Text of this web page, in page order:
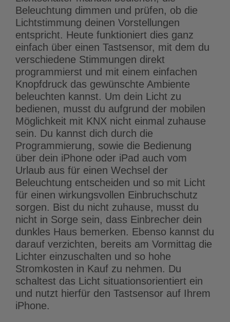
Beleuchtung dimmen und prüfen, ob die
Lichtstimmung deinen Vorstellungen
entspricht. Heute funktioniert dies ganz
einfach über einen Tastsensor, mit dem du
verschiedene Stimmungen direkt
programmierst und mit einem einfachen
Knopfdruck das gewünschte Ambiente
beleuchten kannst. Um dein Licht zu
bedienen, musst du aufgrund der mobilen
Möglichkeit mit KNX nicht einmal zuhause
sein. Du kannst dich durch die
Programmierung, sowie die Bedienung
über dein iPhone oder iPad auch vom
Urlaub aus für einen Wechsel der
Beleuchtung entscheiden und so mit Licht
für einen wirkungsvollen Einbruchschutz
sorgen. Bist du nicht zuhause, musst du
nicht in Sorge sein, dass Einbrecher dein
dunkles Haus bemerken. Ebenso kannst du
darauf verzichten, bereits am Vormittag die
Lichter einzuschalten und so hohe
Stromkosten in Kauf zu nehmen. Du
schaltest das Licht situationsorientiert ein
und nutzt hierfür den Tastsensor auf Ihrem
iPhone.